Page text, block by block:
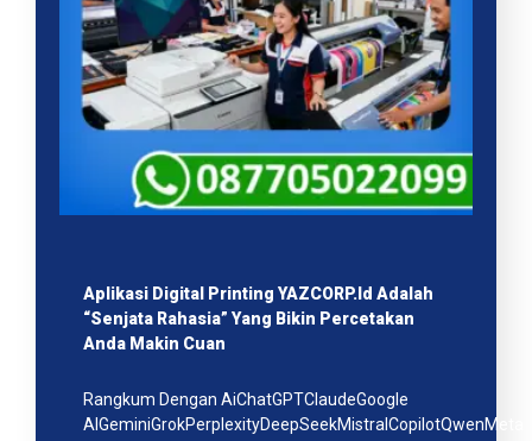
Aplikasi Digital Printing YAZCORP.id Adalah
“Senjata Rahasia” Yang Bikin Percetakan
Anda Makin Cuan
Rangkum Dengan AiChatGPTClaudeGoogle
AIGeminiGrokPerplexityDeepSeekMistralCopilotQwenMeta